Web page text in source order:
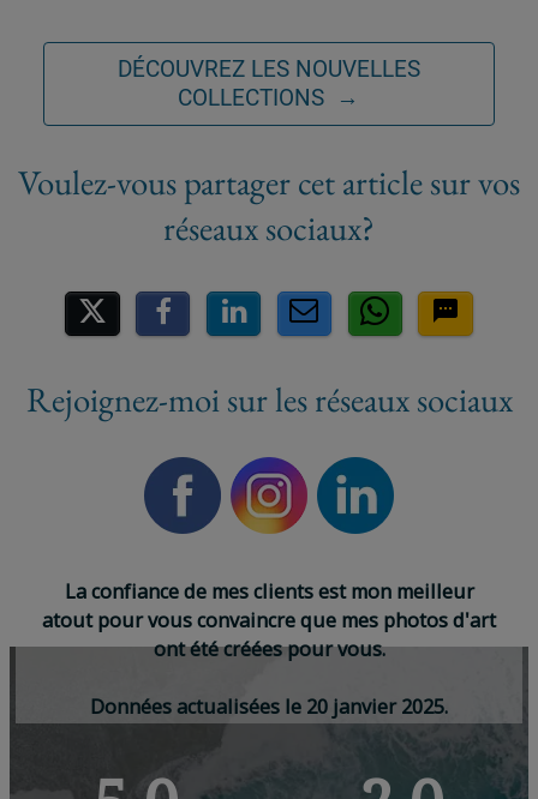
DÉCOUVREZ LES NOUVELLES
COLLECTIONS →
Partager sur les réseaux
Rejoignez-moi sur les réseaux sociaux
La confiance de mes clients est mon meilleur
atout pourvousconvaincreque mes photosd'art
ontétécrééespourvous.
Donnéesactualisées le 20 janvier 2025.